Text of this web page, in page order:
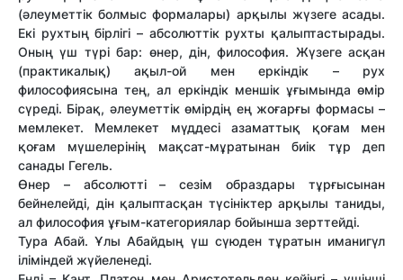
(әлеуметтік болмыс формалары) арқылы жүзеге асады.
Екі рухтың бірлігі – абсолюттік рухты қалыптастырады.
Оның үш түрі бар: өнер, дін, философия. Жүзеге асқан
(практикалық) ақыл-ой мен еркіндік – рух
философиясына тең, ал еркіндік меншік ұғымында өмір
сүреді. Бірақ, әлеуметтік өмірдің ең жоғарғы формасы –
мемлекет. Мемлекет мүддесі азаматтық қоғам мен
қоғам мүшелерінің мақсат-мұратынан биік тұр деп
санады Гегель.
Өнер – абсолютті – сезім образдары тұрғысынан
бейнелейді, дін қалыптасқан түсініктер арқылы таниды,
ал философия ұғым-категориялар бойынша зерттейді.
Тура Абай. Ұлы Абайдың үш сүюден тұратын иманигүл
іліміндей жүйеленеді.